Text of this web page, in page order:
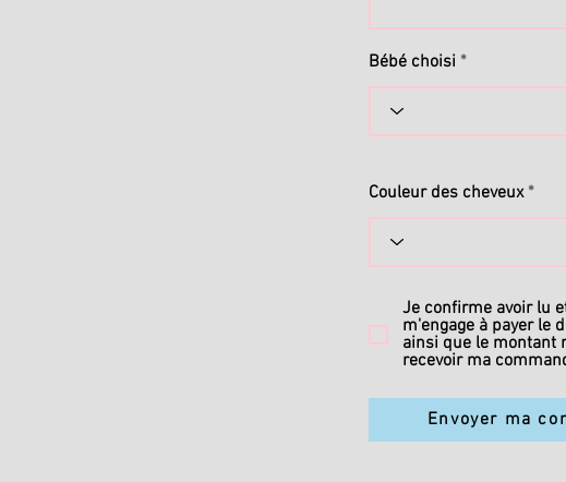
Couleur des cheveux
Bébé choisi
Je confirme avoir lu
m'engage à payer le
ainsi que le montant
recevoir ma
Envoyer ma